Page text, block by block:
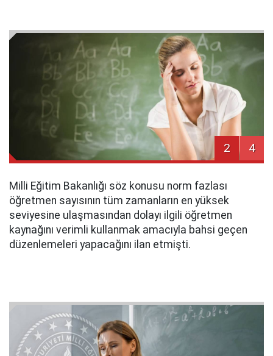
2 4
Milli Eğitim Bakanlığı söz konusu norm fazlası
öğretmen sayısının tüm zamanların en yüksek
seviyesine ulaşmasından dolayı ilgili öğretmen
kaynağını verimli kullanmak amacıyla bahsi geçen
düzenlemeleri yapacağını ilan etmişti.